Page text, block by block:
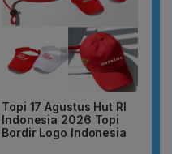
Topi 17 Agustus Hut RI
Indonesia 2026 Topi
Bordir Logo Indonesia